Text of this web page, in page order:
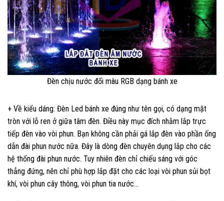
Đèn chịu nước đổi màu RGB dạng bánh xe
+ Về kiểu dáng: Đèn Led bánh xe đúng như tên gọi, có dạng mặt
tròn với lỗ ren ở giữa tâm đèn. Điều này mục đích nhằm lắp trực
tiếp đèn vào vòi phun. Bạn không cần phải gá lắp đèn vào phần ống
dẫn đài phun nước nữa. Đây là dòng đèn chuyên dụng lắp cho các
hệ thống đài phun nước. Tuy nhiên đèn chỉ chiếu sáng với góc
thẳng đứng, nên chỉ phù hợp lắp đặt cho các loại vòi phun sủi bọt
khí, vòi phun cây thông, vòi phun tia nước…